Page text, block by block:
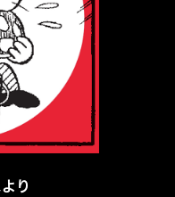
より